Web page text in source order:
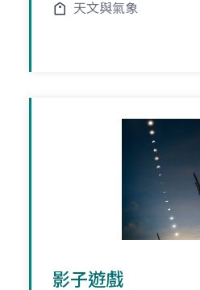
天文與氣象
影子遊戲